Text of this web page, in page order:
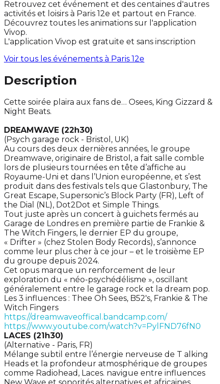
Retrouvez cet événement et des centaines d'autres
activités et loisirs à Paris 12e et partout en France.
Découvrez toutes les animations sur l'application
Vivop.
L'application Vivop est gratuite et sans inscription
Voir tous les événements à Paris 12e
Description
Cette soirée plaira aux fans de… Osees, King Gizzard &
Night Beats.
DREAMWAVE (22h30)
(Psych garage rock - Bristol, UK)
Au cours des deux dernières années, le groupe
Dreamwave, originaire de Bristol, a fait salle comble
lors de plusieurs tournées en tête d’affiche au
Royaume-Uni et dans l’Union européenne, et s’est
produit dans des festivals tels que Glastonbury, The
Great Escape, Supersonic’s Block Party (FR), Left of
the Dial (NL), Dot2Dot et Simple Things.
Tout juste après un concert à guichets fermés au
Garage de Londres en première partie de Frankie &
The Witch Fingers, le dernier EP du groupe,
« Drifter » (chez Stolen Body Records), s’annonce
comme leur plus cher à ce jour – et le troisième EP
du groupe depuis 2024.
Cet opus marque un renforcement de leur
exploration du « néo-psychédélisme », oscillant
généralement entre le garage rock et la dream pop.
Les 3 influences : Thee Oh Sees, B52's, Frankie & The
Witch Fingers
https://dreamwaveoffical.bandcamp.com/
https://www.youtube.com/watch?v=PylFND76fN0
LACES (21h30)
(Alternative - Paris, FR)
Mélange subtil entre l’énergie nerveuse de T alking
Heads et la profondeur atmosphérique de groupes
comme Radiohead, Laces. navigue entre influences